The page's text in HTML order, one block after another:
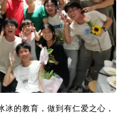
冰的教育，做到有仁爱之心，